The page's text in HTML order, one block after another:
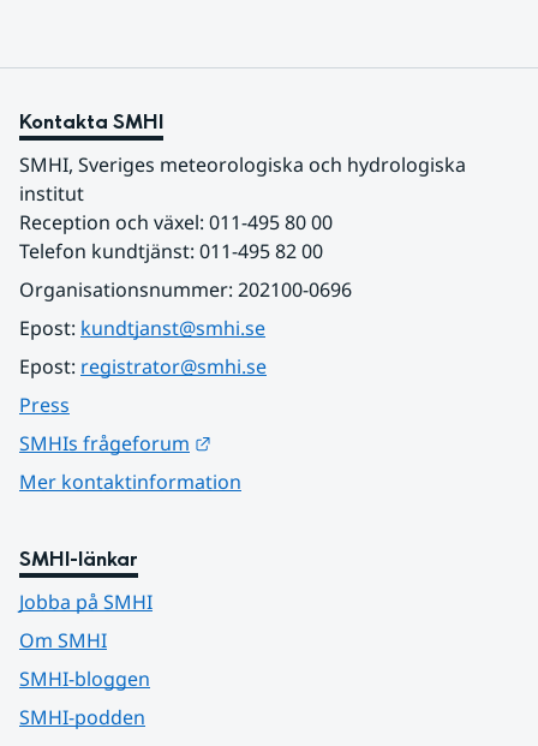
Kontakta SMHI
SMHI, Sveriges meteorologiska och hydrologiska
institut
Reception och växel: 011-495 80 00
Telefon kundtjänst: 011-495 82 00
Organisationsnummer: 202100-0696
Epost: kundtjanst@smhi.se
Epost: registrator@smhi.se
Press
SMHIs frågeforum
Mer kontaktinformation
SMHI-länkar
Jobba på SMHI
Om SMHI
SMHI-bloggen
SMHI-podden